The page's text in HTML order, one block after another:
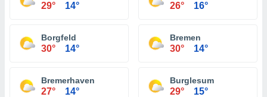
29° 14° 26° 16°
Borgfeld
30° 14°
Bremen
30° 14°
Bremerhaven
27° 14°
Burglesum
29° 15°